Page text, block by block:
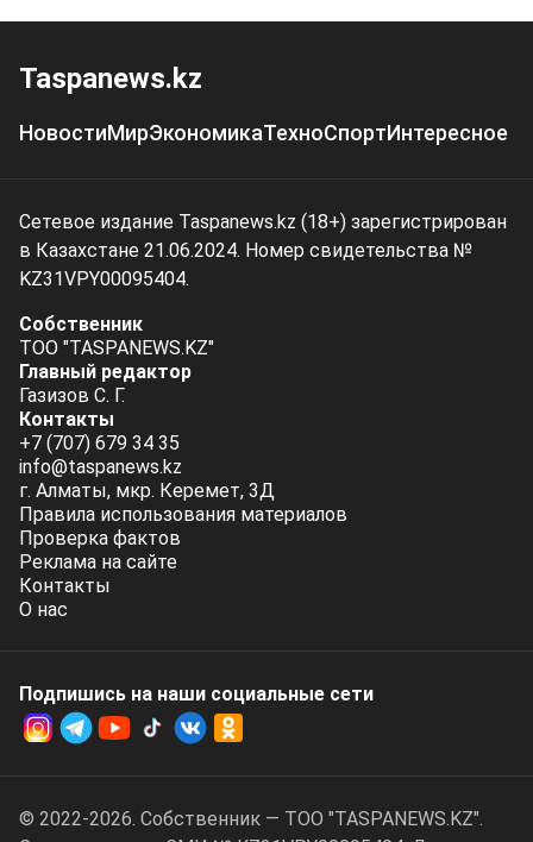
Taspanews.kz
НовостиМирЭкономикаТехноСпортИнтересное
Сетевое издание Taspanews.kz (18+) зарегистрирован
в Казахстане 21.06.2024. Номер свидетельства №
KZ31VPY00095404.
Собственник
ТОО "TASPANEWS.KZ"
Главный редактор
Газизов С. Г.
Контакты
+7 (707) 679 34 35
info@taspanews.kz
г. Алматы, мкр. Керемет, 3Д
Правила использования материалов
Проверка фактов
Реклама на сайте
Контакты
О нас
Подпишись на наши социальные cети
© 2022-2026. Собственник — ТОО "TASPANEWS.KZ".